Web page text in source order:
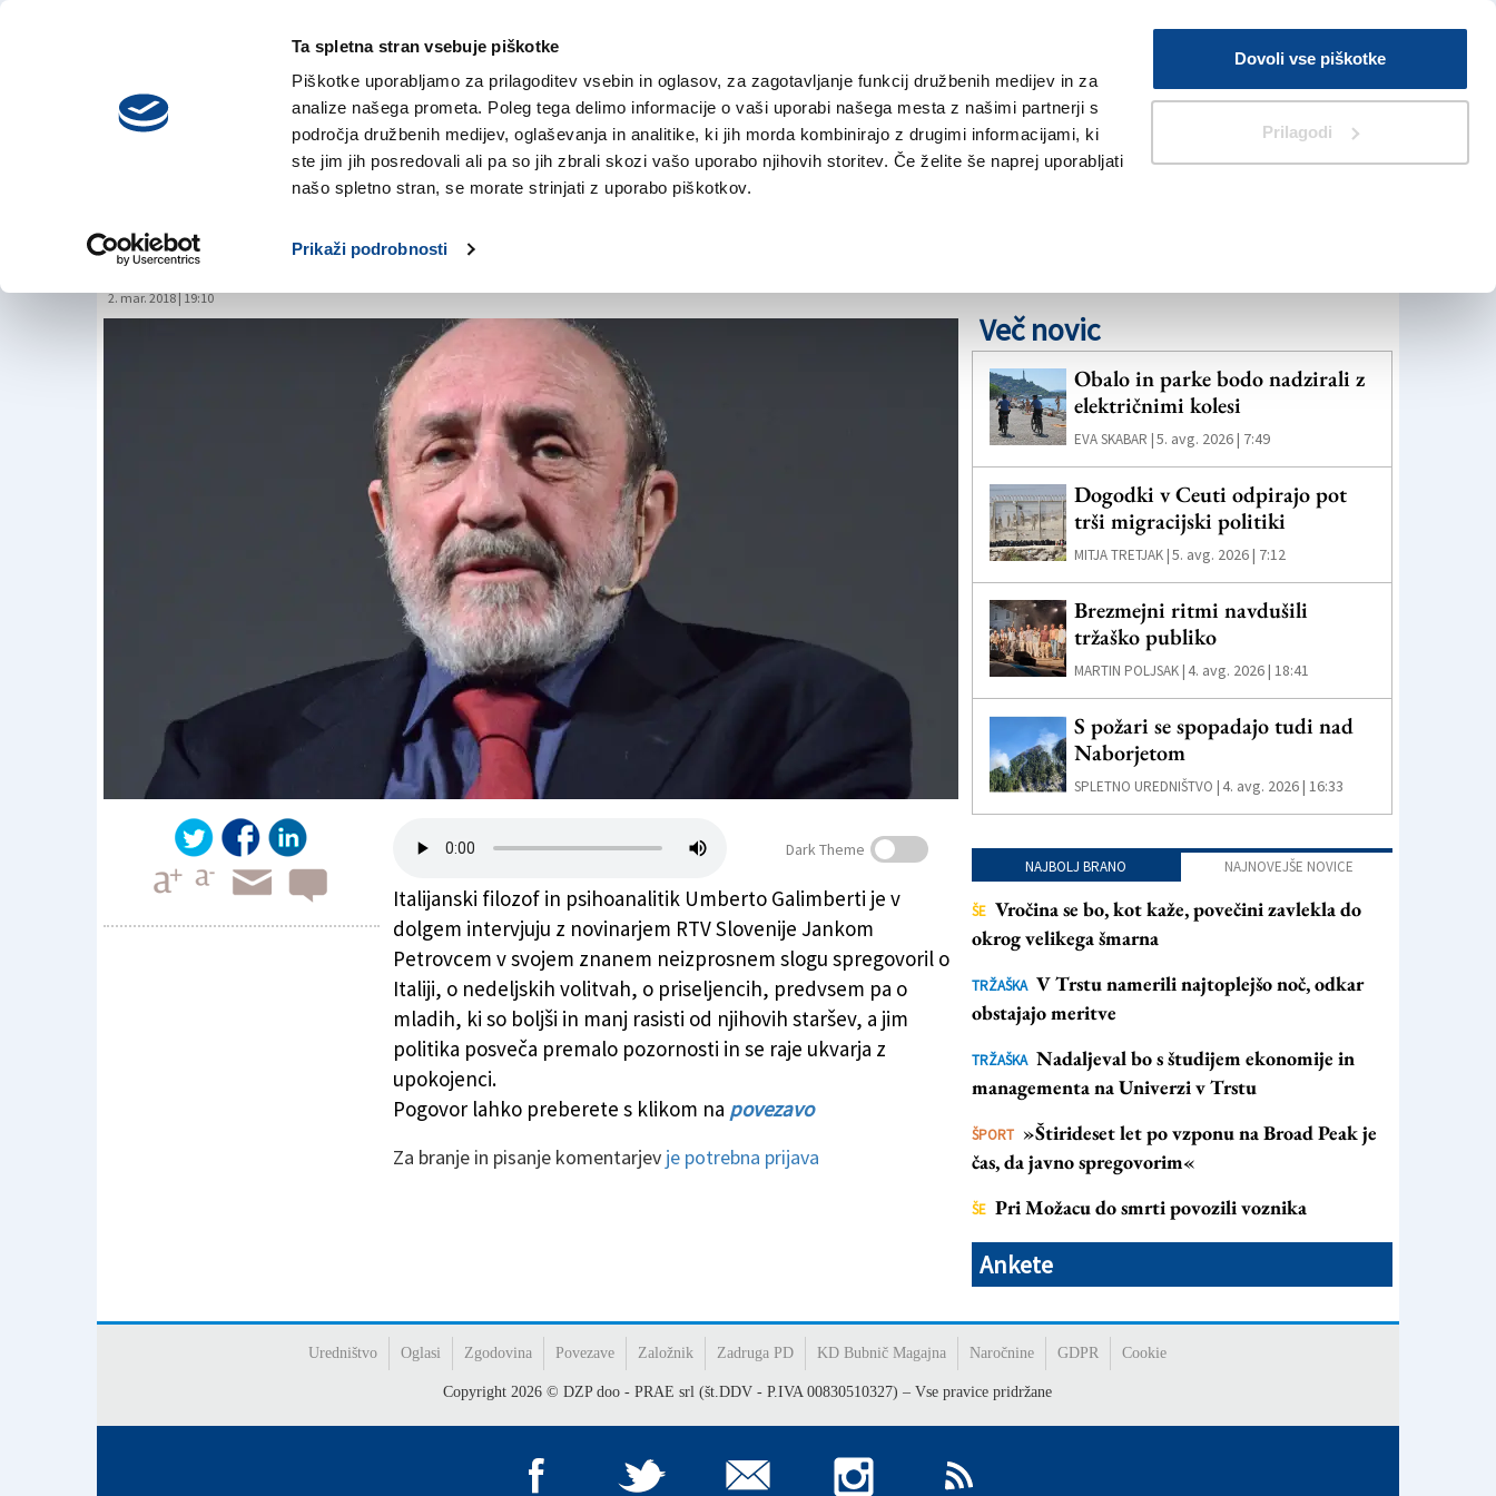
Ta spletna stran vsebuje piškotke
Piškotke uporabljamo za prilagoditev vsebin in oglasov, za zagotavljanje funkcij družbenih medijev in za
analize našega prometa. Poleg tega delimo informacije o vaši uporabi našega mesta z našimi partnerji s
področja družbenih medijev, oglaševanja in analitike, ki jih morda kombinirajo z drugimi informacijami, ki
ste jim jih posredovali ali pa so jih zbrali skozi vašo uporabo njihovih storitev. Če želite še naprej uporabljati
našo spletno stran, se morate strinjati z uporabo piškotkov.
Prikaži podrobnosti
Dovoli vse piškotke
Prilagodi
sreda,
5. avgusta 2026
V Kioskih
Iskanje
NOVICE TRŽAŠKA GORIŠKA KULTURA ŠPORT ŠE
Umberto Galimberti o Italiji za
slovensko televizijo
2. mar. 2018 | 19:10
Umberto Galimberti o Italiji za slovensko televizijo
Dark Theme
Italijanski filozof in psihoanalitik Umberto Galimberti je v
dolgem intervjuju z novinarjem RTV Slovenije Jankom
Petrovcem v svojem znanem neizprosnem slogu spregovoril o
Italiji, o nedeljskih volitvah, o priseljencih, predvsem pa o
mladih, ki so boljši in manj rasisti od njihovih staršev, a jim
politika posveča premalo pozornosti in se raje ukvarja z
upokojenci.
Pogovor lahko preberete s klikom na povezavo
Za branje in pisanje komentarjev je potrebna prijava
Več novic
Obalo in parke bodo nadzirali z
električnimi kolesi
EVA SKABAR |5. avg. 2026 | 7:49
Dogodki v Ceuti odpirajo pot
trši migracijski politiki
MITJA TRETJAK |5. avg. 2026 | 7:12
Brezmejni ritmi navdušili
tržaško publiko
MARTIN POLJSAK |4. avg. 2026 | 18:41
S požari se spopadajo tudi nad
Naborjetom
SPLETNO UREDNIŠTVO |4. avg. 2026 | 16:33
NAJBOLJ BRANO NAJNOVEJŠE NOVICE
ŠE Vročina se bo, kot kaže, povečini zavlekla do
okrog velikega šmarna
TRŽAŠKA V Trstu namerili najtoplejšo noč, odkar
obstajajo meritve
TRŽAŠKA Nadaljeval bo s študijem ekonomije in
managementa na Univerzi v Trstu
ŠPORT »Štirideset let po vzponu na Broad Peak je
čas, da javno spregovorim«
ŠE Pri Možacu do smrti povozili voznika
Ankete
Uredništvo Oglasi Zgodovina Povezave Založnik Zadruga PD KD Bubnič Magajna Naročnine GDPR Cookie
Copyright2026 © DZP doo - PRAE srl (št.DDV - P.IVA 00830510327) – Vse pravice pridržane